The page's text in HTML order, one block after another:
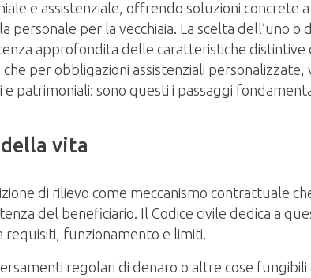
e assistenziale, offrendo soluzioni concrete a
per la vecchiaia. La scelta dell’uno o
approfondita delle caratteristiche distintive
per obbligazioni assistenziali personalizzate,
patrimoniali: sono questi i passaggi
vita
di rilievo come meccanismo contrattuale
del beneficiario. Il Codice civile dedica a
funzionamento e limiti.
regolari di denaro o altre cose fungibili